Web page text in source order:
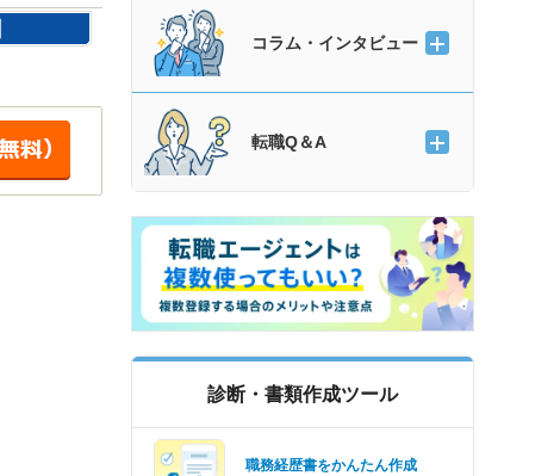
コラム・インタビュー
転職Q＆A
診断・書類作成ツール
職務経歴書をかんたん作成